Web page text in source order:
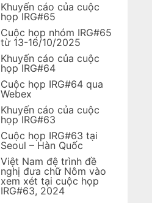
Khuyến cáo của cuộc
họp IRG#65
Cuộc họp nhóm IRG#65
từ 13-16/10/2025
Khuyến cáo của cuộc
họp IRG#64
Cuộc họp IRG#64 qua
Webex
Khuyến cáo của cuộc
họp IRG#63
Cuộc họp IRG#63 tại
Seoul – Hàn Quốc
Việt Nam đệ trình đề
nghị đưa chữ Nôm vào
xem xét tại cuộc họp
IRG#63, 2024